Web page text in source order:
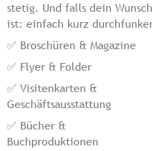
stetig. Und falls dein
ist: einfach kurz
✅ Broschüren & Magazine
✅ Flyer & Folder
✅ Visitenkarten &
Geschäftsausstattung
✅ Bücher &
Buchproduktionen